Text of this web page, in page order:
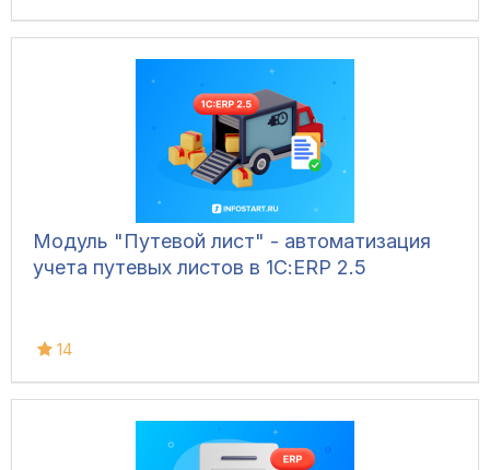
Модуль "Путевой лист" - автоматизация
учета путевых листов в 1С:ERP 2.5
14